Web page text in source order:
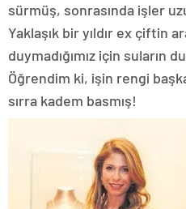
sürmüş, sonrasında işler
Yaklaşık bir yıldır ex çiftin
duymadığımız için suların
Öğrendim ki, işin rengi
sırra kadem basmış!